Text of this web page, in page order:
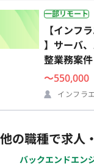
一部リモート
【インフ
】サーバ
整業務案件
〜550,000
インフラ
他の職種で求人
バックエンドエン